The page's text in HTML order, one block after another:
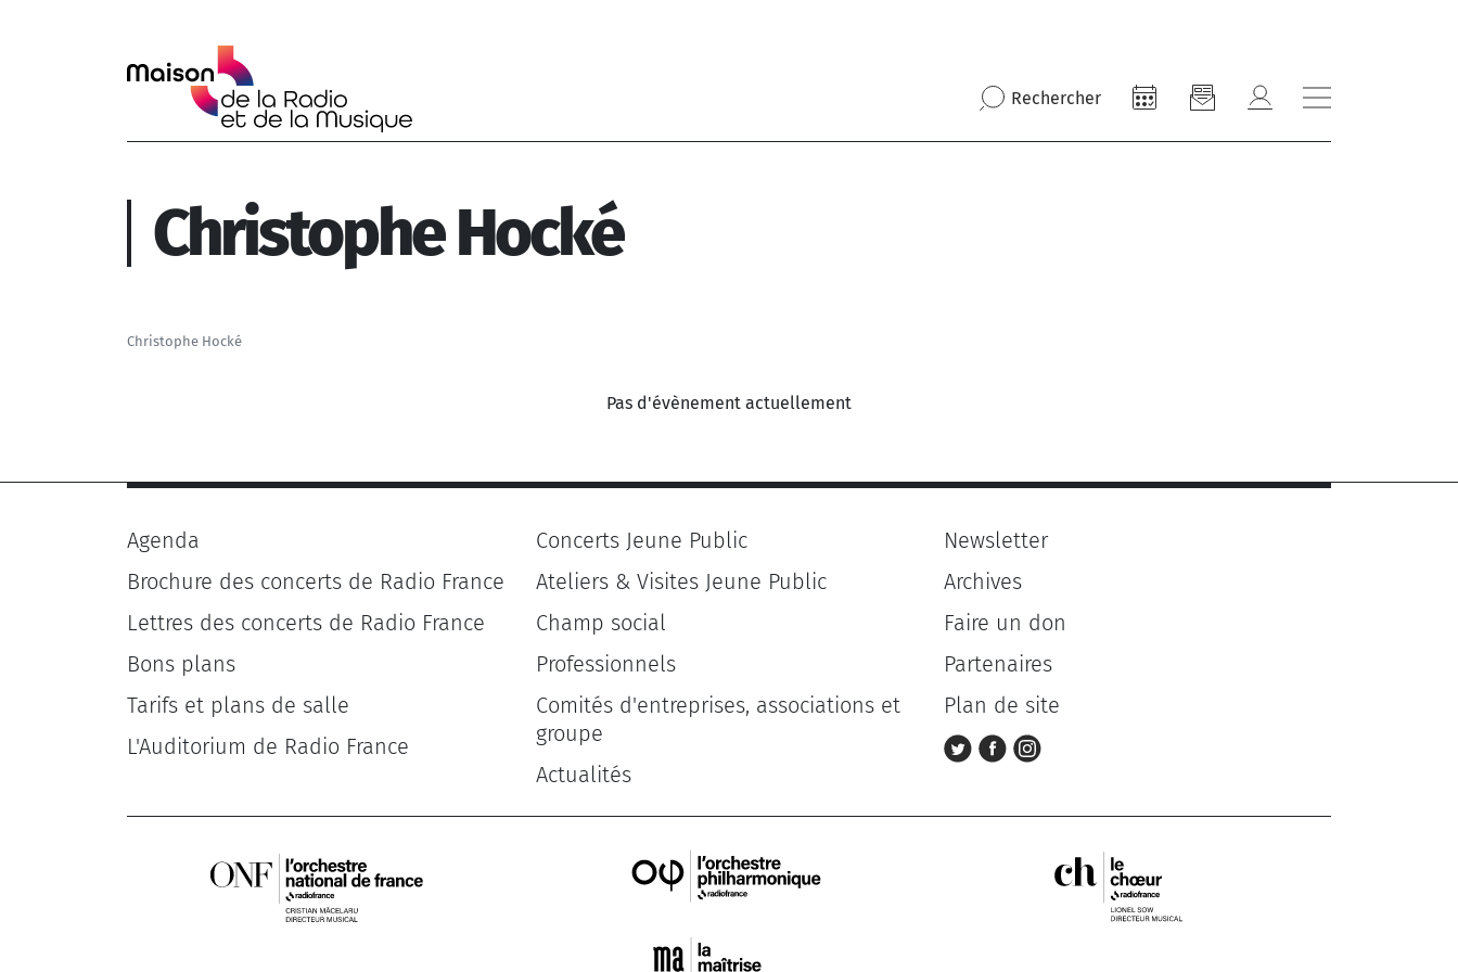
Rechercher
Christophe Hocké
Christophe Hocké
Pas d'évènement actuellement
Agenda
Brochure des concerts de Radio France
Lettres des concerts de Radio France
Bons plans
Tarifs et plans de salle
L'Auditorium de Radio France
Concerts Jeune Public
Ateliers & Visites Jeune Public
Champ social
Professionnels
Comités d'entreprises, associations et
groupe
Actualités
Newsletter
Archives
Faire un don
Partenaires
Plan de site